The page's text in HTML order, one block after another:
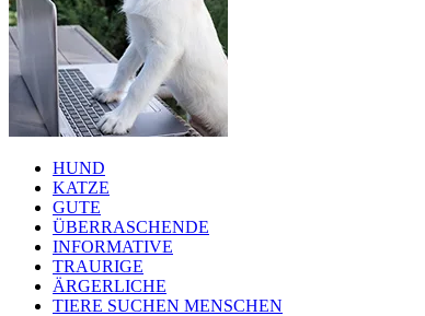
HUND
KATZE
GUTE
ÜBERRASCHENDE
INFORMATIVE
TRAURIGE
ÄRGERLICHE
TIERE SUCHEN MENSCHEN